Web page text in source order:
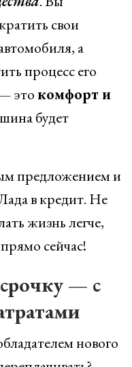
свои
а
процесс его
этокомфорт и
будет
предложением и
в кредит. Не
жизнь легче,
сейчас!
— с
нового